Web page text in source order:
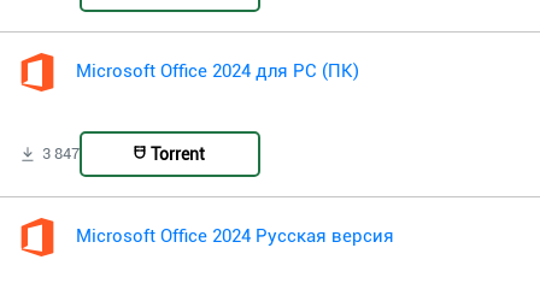
Microsoft Office 2024 для PC (ПК)
3 847 Torrent
Microsoft Office 2024 Русская версия